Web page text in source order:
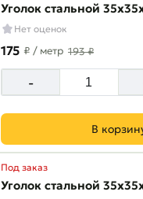
Уголок стальной
Нет оценок
175 ₽ / метр 193 ₽
-
В
Под заказ
Уголок стальной